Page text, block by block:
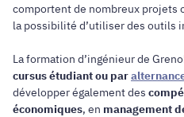
comportent de nombreux projets
la possibilité d’utiliser des outils
La formation d’ingénieur de
cursus étudiant ou par
développer également des
économiques, en management